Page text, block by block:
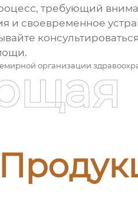
требующий
и своевременное
организации